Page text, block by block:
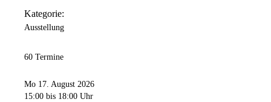
Kategorie:
Ausstellung
60 Termine
Mo 17. August 2026
15:00 bis 18:00 Uhr